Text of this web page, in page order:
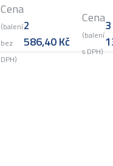
Cena
(balení
bez
DPH)
2
586,40Kč
Cena
(balení
s DPH)
3